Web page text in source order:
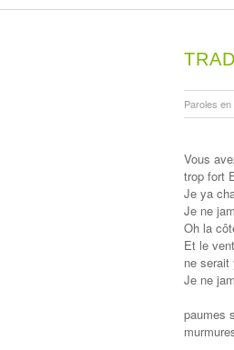
Paroles
Vous
trop fort
Je ya
Je ne
Oh la
Et le
ne serait
Je ne
paumes